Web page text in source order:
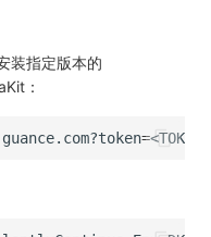
装指定版本的
：
=<TOKEN>